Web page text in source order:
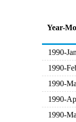
Year-
1990-Jan
1990-
1990-
1990-
1990-